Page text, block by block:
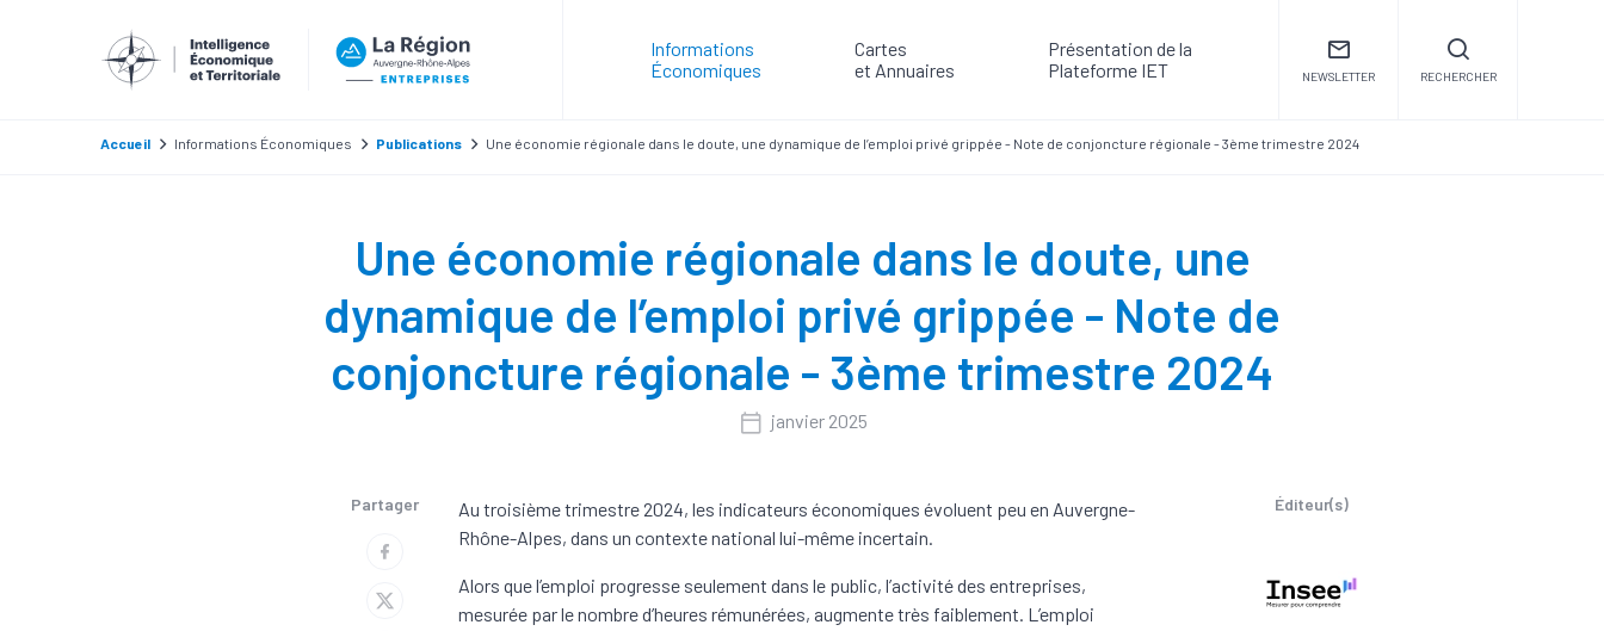
Informations
Économiques
Cartes
et Annuaires
Présentation de la
Plateforme IET
NEWSLETTER RECHERCHER
Accueil Informations Économiques Publications Une économie régionale dans le doute, une dynamique de l’emploi privé grippée - Note de conjoncture régionale - 3ème trimestre 2024
Une économie régionale dans le doute, une
dynamique de l’emploi privé grippée - Note de
conjoncture régionale - 3ème trimestre 2024
janvier 2025
Partager
Au troisième trimestre 2024, les indicateurs économiques évoluent peu en Auvergne-
Rhône-Alpes, dans un contexte national lui-même incertain.
Alors que l’emploi progresse seulement dans le public, l’activité des entreprises,
mesurée par le nombre d’heures rémunérées, augmente très faiblement. L’emploi
Éditeur(s)